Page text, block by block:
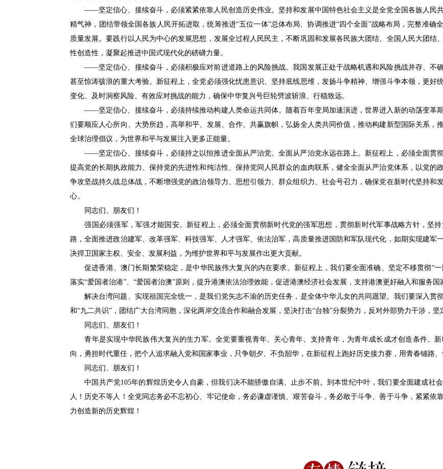
——坚定信心、接续奋斗，必须紧紧依靠人民创造历史伟业。坚持和发展中国特色社会主义是全党全国各族人民
精气神，团结带领全国各族人民开拓进取，统筹推进“五位一体”总体布局、协调推进“四个全面”战略布局，完整准确
质量发展。要践行以人民为中心的发展思想，发展全过程人民民主，不断巩固和发展各民族大团结、全国人民大团结
性创造性，凝聚起推进中国式现代化的磅礴力量。
——坚定信心、接续奋斗，必须积极应对前进道路上的风险挑战。我国发展正处于战略机遇和风险挑战并存、不
甚至惊涛骇浪的重大考验。新征程上，全党必须强化忧患意识、坚持底线思维，发扬斗争精神、增强斗争本领，更好
变化、及时洞察风险、有效应对挑战的能力，确保中华复兴号巨轮劈波斩浪、行稳致远。
——坚定信心、接续奋斗，必须持续推动构建人类命运共同体。随着百年变局加速演进，世界进入新的动荡变革
们要顺应人心所向、大势所趋，高举和平、发展、合作、共赢旗帜，弘扬全人类共同价值，推动构建新型国际关系，
全球治理倡议，为世界和平与发展注入更多正能量。
——坚定信心、接续奋斗，必须持之以恒推进全面从严治党。全面从严治党永远在路上。新征程上，必须全面贯
提高党的长期执政能力、保持党的先进性和纯洁性、保持党同人民群众的血肉联系，健全全面从严治党体系，以党的
争攻坚战持久战总体战，不断增强党的政治领导力、思想引领力、群众组织力、社会号召力，确保党在新时代坚持和
心。
同志们、朋友们！
强国必须强军，军强才能国安。新征程上，必须全面贯彻新时代党的强军思想，贯彻新时代军事战略方针，坚
路，全面推进政治建军、改革强军、科技强军、人才强军、依法治军，高质量推进国防和军队现代化，如期实现建军
决捍卫国家主权、安全、发展利益，为维护世界和平与发展作出更大贡献。
促进香港、澳门长期繁荣稳定，是中华民族伟大复兴的内在要求。新征程上，我们要全面准确、坚定不移贯彻“一
落实“爱国者治港”、“爱国者治澳”原则，提升港澳依法治理效能，促进港澳经济社会发展，支持港澳更好融入和服务国
解决台湾问题、实现祖国完全统一，是我们党矢志不渝的历史任务，是全体中华儿女的共同愿望。我们要深入贯
和“九二共识”，团结广大台湾同胞，深化两岸交流合作和融合发展，坚决打击“台独”分裂势力，反对外部势力干涉，坚
同志们、朋友们！
青年是实现中华民族伟大复兴的生力军。全党要重视青年、关心青年、支持青年，为青年成长成才创造条件。
向，勇担时代重任，把个人追求融入党和国家事业，只争朝夕、不负韶华，在新征程上跑好历史接力赛，用青春铺路、
同志们、朋友们！
中国共产党105年的辉煌历史令人自豪，但我们决不能骄傲自满、止步不前。到本世纪中叶，我们要全面建成社
人！历史不等人！全党同志务必不忘初心、牢记使命，务必谦虚谨慎、艰苦奋斗，务必敢于斗争、善于斗争，紧紧依
力创造新的历史辉煌！